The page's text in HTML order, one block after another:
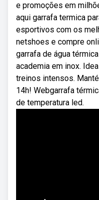
e promoções em
aqui garrafa termica
esportivos com os
netshoes e compre
garrafa de água
academia em inox.
treinos intensos.
14h! Webgarrafa
de temperatura led.